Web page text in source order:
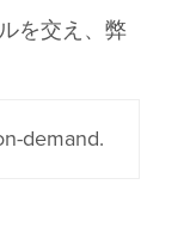
を交え、弊
demand.